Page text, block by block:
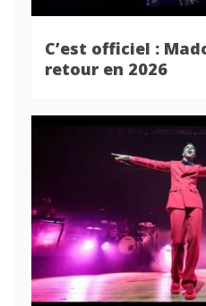
C’est officiel :
retour en 2026